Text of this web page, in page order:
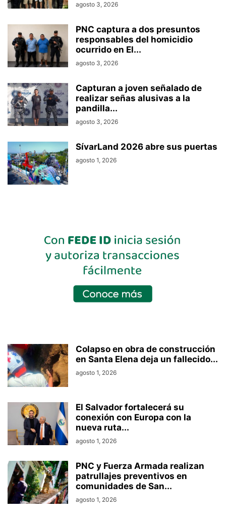
agosto 3, 2026
PNC captura a dos presuntos
responsables del homicidio
ocurrido en El...
agosto 3, 2026
Capturan a joven señalado de
realizar señas alusivas a la
pandilla...
agosto 3, 2026
SívarLand 2026 abre sus puertas
agosto 1, 2026
Colapso en obra de construcción
en Santa Elena deja un fallecido...
agosto 1, 2026
El Salvador fortalecerá su
conexión con Europa con la
nueva ruta...
agosto 1, 2026
PNC y Fuerza Armada realizan
patrullajes preventivos en
comunidades de San...
agosto 1, 2026